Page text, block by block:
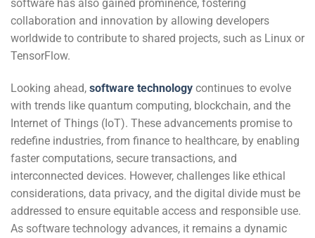
software has also gained prominence, fostering
collaboration and innovation by allowing developers
worldwide to contribute to shared projects, such as Linux or
TensorFlow.
Looking ahead, software technology continues to evolve
with trends like quantum computing, blockchain, and the
Internet of Things (IoT). These advancements promise to
redefine industries, from finance to healthcare, by enabling
faster computations, secure transactions, and
interconnected devices. However, challenges like ethical
considerations, data privacy, and the digital divide must be
addressed to ensure equitable access and responsible use.
As software technology advances, it remains a dynamic